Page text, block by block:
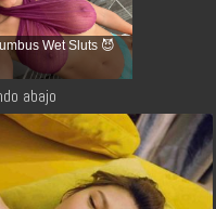
Wet Sluts 😈
abajo